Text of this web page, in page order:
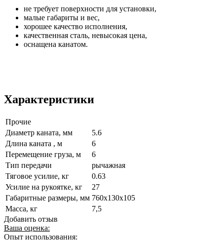
не требует поверхности для установки,
малые габариты и вес,
хорошее качество исполнения,
качественная сталь, невысокая цена,
оснащена канатом.
Характеристики
Прочие
Диаметр каната, мм
5.6
Длина каната , м
6
Перемещение груза, м
6
Тип передачи
рычажная
Тяговое усилие, кг
0.63
Усилие на рукоятке, кг
27
Габаритные размеры, мм 760x130x105
Масса, кг
7,5
Добавить отзыв
Ваша оценка:
Опыт использования: